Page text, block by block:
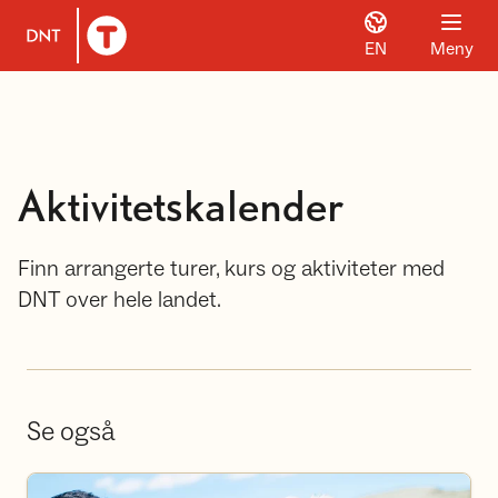
Til DNT.no forside
EN Meny
Aktivitetskalender
Finn arrangerte turer, kurs og aktiviteter med
DNT over hele landet.
Se også
Bli frivillig